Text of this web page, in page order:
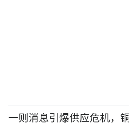
一则消息引爆供应危机，铜